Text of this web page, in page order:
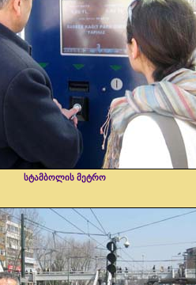
სტამბოლის მეტრო